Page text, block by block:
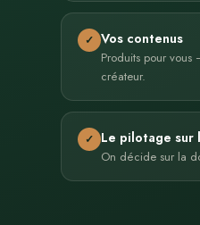
✓ Vos contenus
Produits pour
créateur.
✓ Le pilotage sur
On décide sur la